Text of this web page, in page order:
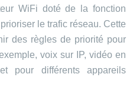
WiFi doté de la fonction
le trafic réseau. Cette
des règles de priorité pour
voix sur IP, vidéo en
pour différents appareils